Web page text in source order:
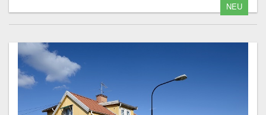
NEU